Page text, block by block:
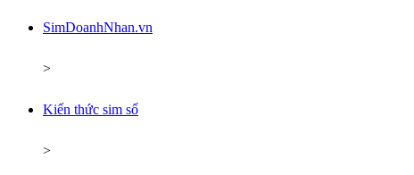
SimDoanhNhan.vn
>
Kiến thức sim số
>